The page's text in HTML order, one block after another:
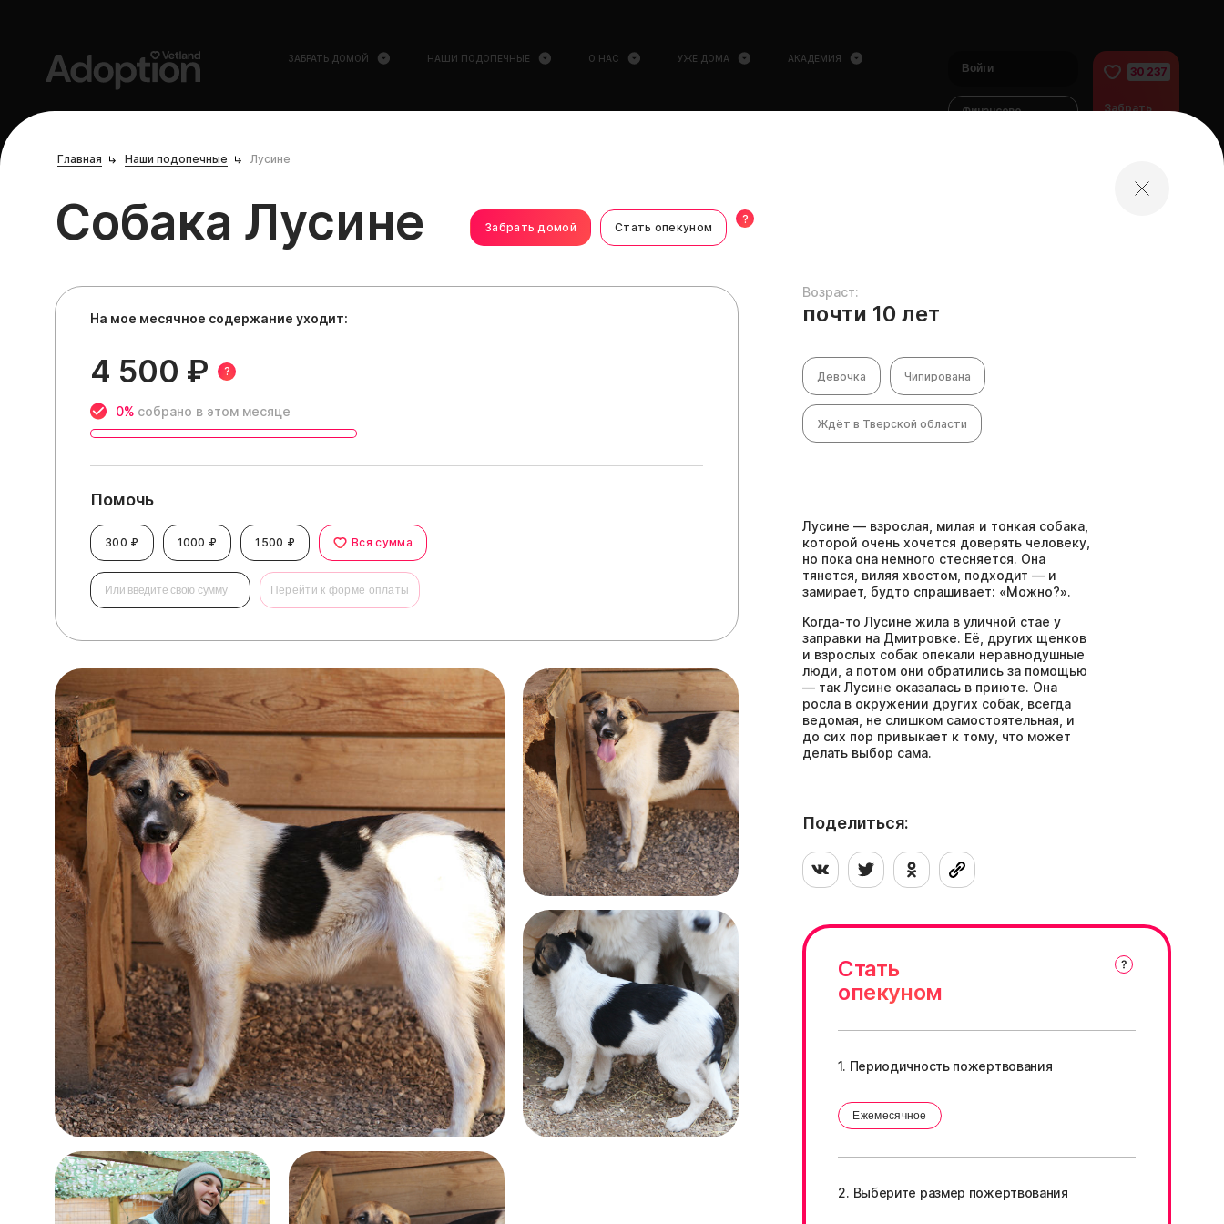
ЗАБРАТЬ ДОМОЙ НАШИ ПОДОПЕЧНЫЕ О НАС УЖЕ ДОМА АКАДЕМИЯ
Войти
Финансово
30 237
Забрать
Главная
Наши подопечные Лусине
Собака Лусине Забрать домой Стать опекуном
?
На мое месячное содержание уходит:
4 500 ₽ ?
0% собрано в этом месяце
Помочь
300 ₽ 1000 ₽ 1500 ₽ Вся сумма
Перейти к форме оплаты
Возраст:
почти 10 лет
Девочка Чипирована
Ждёт в Тверской области
Лусине — взрослая, милая и тонкая собака,
которой очень хочется доверять человеку,
но пока она немного стесняется. Она
тянется, виляя хвостом, подходит — и
замирает, будто спрашивает: «Можно?».
Когда-то Лусине жила в уличной стае у
заправки на Дмитровке. Её, других щенков
и взрослых собак опекали неравнодушные
люди, а потом они обратились за помощью
— так Лусине оказалась в приюте. Она
росла в окружении других собак, всегда
ведомая, не слишком самостоятельная, и
до сих пор привыкает к тому, что может
делать выбор сама.
обучаема, отзывчива, у неё живой
темперамент и хорошая чувствительность.
Если занятия будут добрыми и
интересными, она быстро раскроется и
начнёт доверять. Ей подойдёт дом, где
ищете умную, трепетную собаку с
большим сердцем и настоящим
потенциалом — приезжайте знакомиться.
Лусине ждёт.
Поделиться:
Стать
опекуном
1. Периодичность пожертвования
Ежемесячное
2. Выберите размер пожертвования